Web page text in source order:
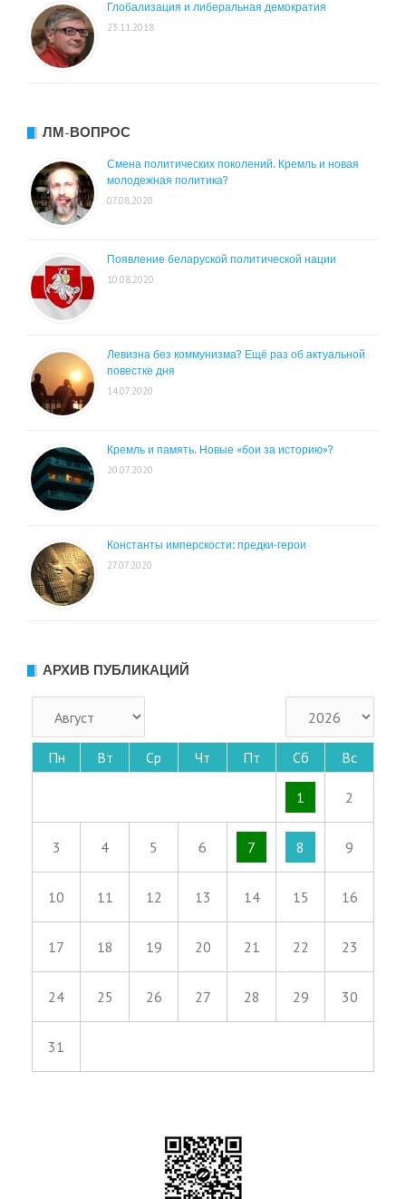
Глобализация и либеральная демократия
23.11.2018
ЛМ-ВОПРОС
Смена политических поколений. Кремль и новая
молодежная политика?
07.08.2020
Появление беларуской политической нации
10.08.2020
Левизна без коммунизма? Ещё раз об актуальной
повестке дня
14.07.2020
Кремль и память. Новые «бои за историю»?
20.07.2020
Константы имперскости: предки-герои
27.07.2020
АРХИВ ПУБЛИКАЦИЙ
Пн Вт Ср Чт Пт Сб Вс
1 2
3 4 5 6 7 8 9
10 11 12 13 14 15 16
17 18 19 20 21 22 23
24 25 26 27 28 29 30
31